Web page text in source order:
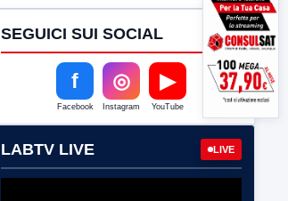
SEGUICI SUI SOCIAL
f
Facebook
◎
Instagram
▶
YouTube
LABTV LIVE LIVE